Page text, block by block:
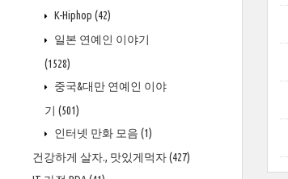
K-Hiphop (42)
일본 연예인 이야기
(1528)
중국&대만 연예인 이야
기 (501)
인터넷 만화 모음 (1)
건강하게 살자., 맛있게먹자(427)